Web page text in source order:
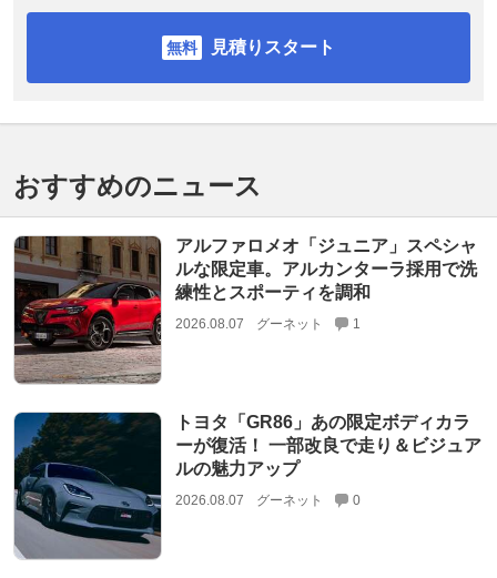
見積りスタート
おすすめのニュース
アルファロメオ「ジュニア」スペシャ
ルな限定車。アルカンターラ採用で洗
練性とスポーティを調和
2026.08.07 グーネット 1
トヨタ「GR86」あの限定ボディカラ
ーが復活！ 一部改良で走り＆ビジュア
ルの魅力アップ
2026.08.07 グーネット 0